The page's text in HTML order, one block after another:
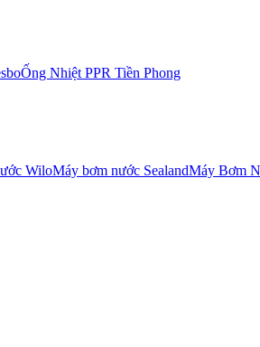
Ống Nhiệt PPR Tiền Phong
WiloMáy bơm nước SealandMáy Bơm